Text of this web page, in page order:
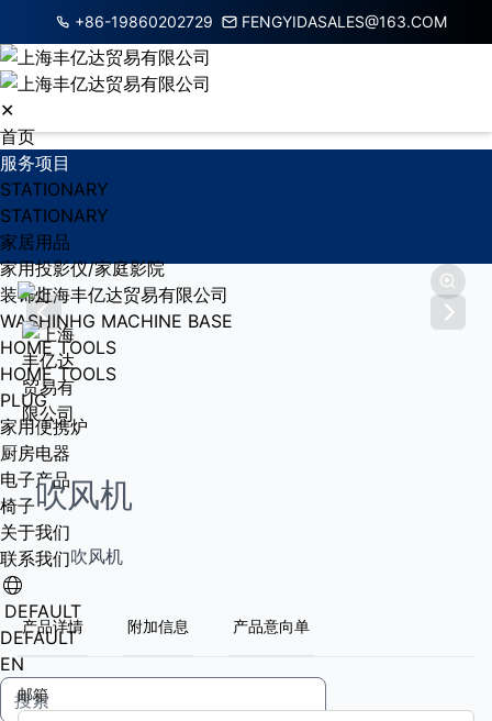
+86-19860202729 FENGYIDASALES@163.COM
✕
首页
服务项目
STATIONARY
STATIONARY
家居用品
家用投影仪/家庭影院
装饰灯
WASHINHG MACHINE BASE
HOME TOOLS
HOME TOOLS
PLUG
家用便携炉
厨房电器
电子产品
椅子
关于我们
联系我们
DEFAULT
DEFAULT
EN
吹风机
吹风机
产品详情 附加信息 产品意向单
邮箱